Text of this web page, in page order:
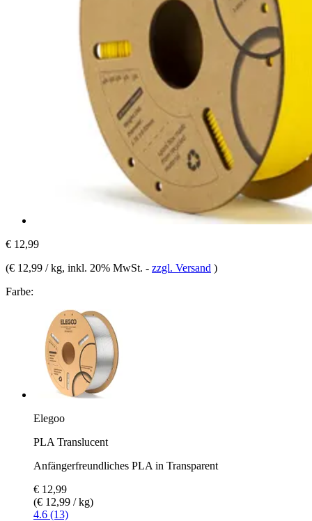
€ 12,99
(€ 12,99 / kg, inkl. 20% MwSt. - zzgl. Versand )
Farbe:
Elegoo
PLA Translucent
Anfängerfreundliches PLA in Transparent
€ 12,99
(€ 12,99 / kg)
4.6 (13)